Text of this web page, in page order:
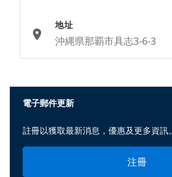
地址
沖縄県那覇市具志3-6-3
電子郵件更新
註冊以獲取最新消息，優惠及更多資訊。
注冊